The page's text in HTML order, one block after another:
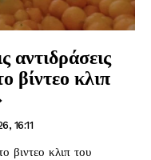
βίντεο κλιπ
16:11
βιντεο κλιπ του